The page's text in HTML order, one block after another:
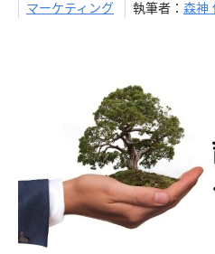
マーケティング 執筆者： 森神